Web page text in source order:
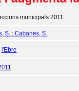
municipals 2011
S. ; Cabanes, S.
l'Ebre